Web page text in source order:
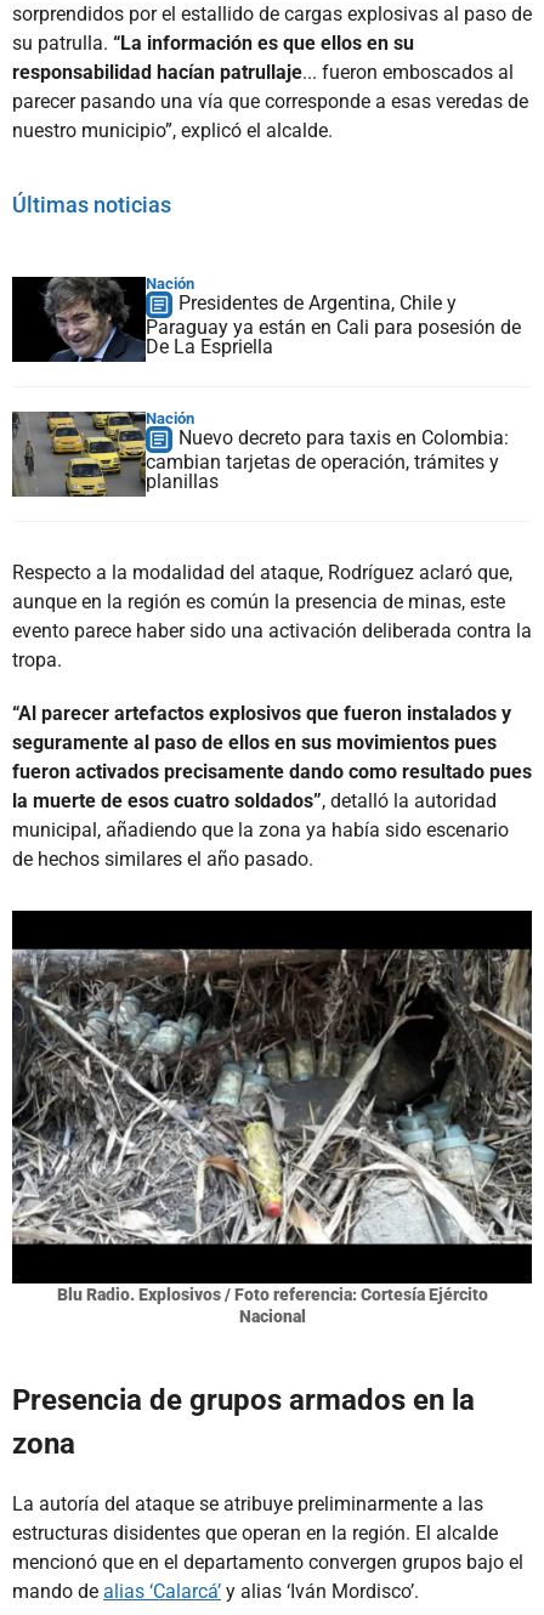
sorprendidos por el estallido de cargas explosivas al paso de
su patrulla. “La información es que ellos en su
responsabilidad hacían patrullaje... fueron emboscados al
parecer pasando una vía que corresponde a esas veredas de
nuestro municipio”, explicó el alcalde.
Últimas noticias
Nación
Presidentes de Argentina, Chile y
Paraguay ya están en Cali para posesión de
De La Espriella
Nación
Nuevo decreto para taxis en Colombia:
cambian tarjetas de operación, trámites y
planillas
Respecto a la modalidad del ataque, Rodríguez aclaró que,
aunque en la región es común la presencia de minas, este
evento parece haber sido una activación deliberada contra la
tropa.
“Al parecer artefactos explosivos que fueron instalados y
seguramente al paso de ellos en sus movimientos pues
fueron activados precisamente dando como resultado pues
la muerte de esos cuatro soldados”, detalló la autoridad
municipal, añadiendo que la zona ya había sido escenario
de hechos similares el año pasado.
Blu Radio. Explosivos / Foto referencia: Cortesía Ejército
Nacional
Presencia de grupos armados en la
zona
La autoría del ataque se atribuye preliminarmente a las
estructuras disidentes que operan en la región. El alcalde
mencionó que en el departamento convergen grupos bajo el
mando de alias ‘Calarcá’ y alias ‘Iván Mordisco’.